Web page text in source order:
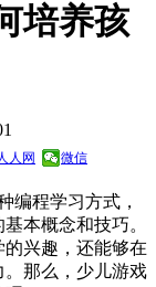
培养孩
人人网 微信
编程学习方式，
本概念和技巧。
兴趣，还能够在
那么，少儿游戏